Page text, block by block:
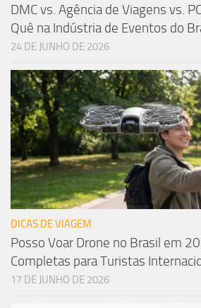
DMC vs. Agência de Viagens vs.
Quê na Indústria de Eventos do
24 DE JUNHO DE 2026
DICAS DE VIAGEM
Posso Voar Drone no Brasil em
Completas para Turistas
17 DE JUNHO DE 2026